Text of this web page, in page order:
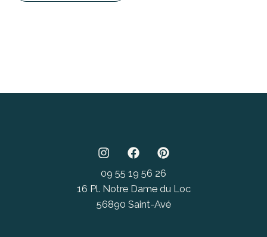
09 55 19 56 26
16 Pl. Notre Dame du Loc
56890 Saint-Avé